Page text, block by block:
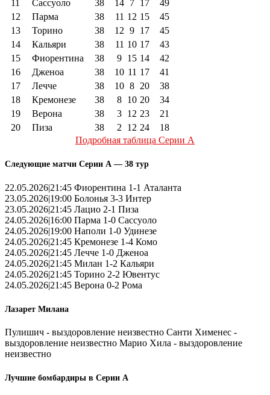
11
Сассуоло 38 14 7 17
49
12
Парма 38 11 12 15
45
13
Торино 38 12 9 17
45
14
Кальяри 38 11 10 17
43
15
Фиорентина 38 9 15 14
42
16
Дженоа 38 10 11 17
41
17
Лечче 38 10 8 20
38
18
Кремонезе 38 8 10 20
34
19
Верона 38 3 12 23
21
20
Пиза 38 2 12 24
18
Подробная таблица Серии А
Следующие матчи Серии А — 38 тур
22.05.2026|21:45 Фиорентина 1-1 Аталанта
23.05.2026|19:00 Болонья 3-3 Интер
23.05.2026|21:45 Лацио 2-1 Пиза
24.05.2026|16:00 Парма 1-0 Сассуоло
24.05.2026|19:00 Наполи 1-0 Удинезе
24.05.2026|21:45 Кремонезе 1-4 Комо
24.05.2026|21:45 Лечче 1-0 Дженоа
24.05.2026|21:45 Милан 1-2 Кальяри
24.05.2026|21:45 Торино 2-2 Ювентус
24.05.2026|21:45 Верона 0-2 Рома
Лазарет Милана
Пулишич - выздоровление неизвестно Санти Хименес -
выздоровление неизвестно Марио Хила - выздоровление
неизвестно
Лучшие бомбардиры в Серии А